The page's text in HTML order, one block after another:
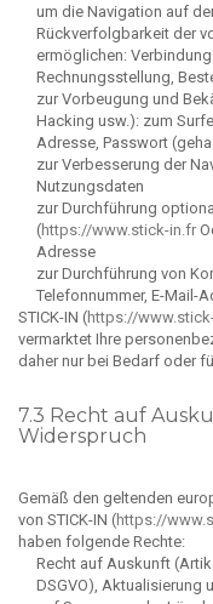
um die Navigation auf
Rückverfolgbarkeit der
ermöglichen:
Rechnungsstellung,
zur Vorbeugung und
Hacking usw.): zum
Adresse, Passwort
zur Verbesserung der
Nutzungsdaten
zur Durchführung
(https://www.stick-in.fr
Adresse
zur Durchführung von
Telefonnummer, E-Mail-
STICK-IN (https://
vermarktet Ihre
daher nur bei Bedarf oder
7.3 Recht auf
Widerspruch
Gemäß den geltenden
von STICK-IN (https://
haben folgende Rechte:
Recht auf Auskunft
DSGVO), Aktualisierung